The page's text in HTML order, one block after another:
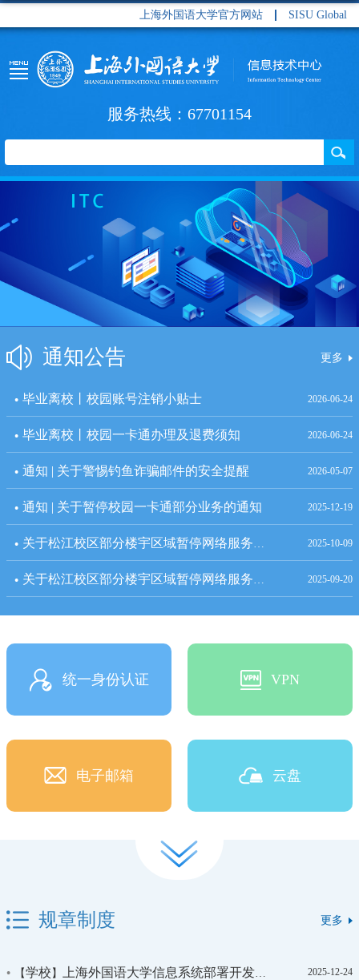
上海外国语大学官方网站 SISU Global
服务热线：67701154
通知公告 更多
毕业离校丨校园账号注销小贴士 2026-06-24
毕业离校丨校园一卡通办理及退费须知 2026-06-24
通知 | 关于警惕钓鱼诈骗邮件的安全提醒 2026-05-07
通知 | 关于暂停校园一卡通部分业务的通知 2025-12-19
2025-10-09
2025-09-20
统一身份认证 VPN
电子邮箱 云盘
一网通办 正版软件
规章制度 更多
【学校 】 上海外国语大学信息系统部署开发技术规范（2025年修订） 2025-12-24